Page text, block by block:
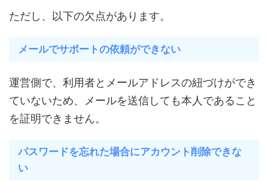
ただし、以下の欠点があります。
メールでサポートの依頼ができない
運営側で、利用者とメールアドレスの紐づけができ
ていないため、メールを送信しても本人であること
を証明できません。
パスワードを忘れた場合にアカウント削除できな
い